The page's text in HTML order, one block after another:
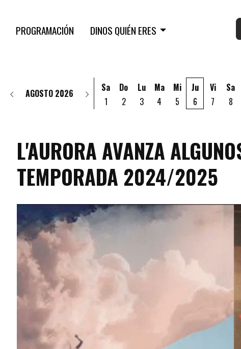
PROGRAMACIÓN DINOS QUIÉN ERES
AGOSTO 2026
Sa
1
Do
2
Lu
3
Ma
4
Mi
5
Ju
6
Vi
7
Sa
8
L'AURORA AVANZA
TEMPORADA 2024/2025